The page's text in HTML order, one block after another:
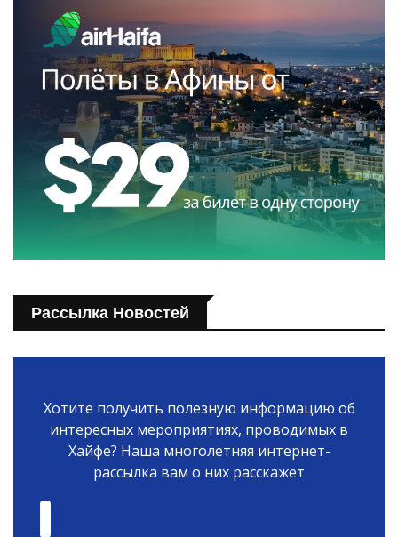
Рассылка Новостей
Хотите получить полезную информацию об
интересных мероприятиях, проводимых в
Хайфе? Наша многолетняя интернет-
рассылка вам о них расскажет